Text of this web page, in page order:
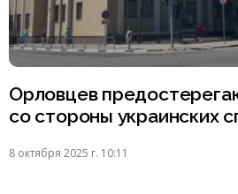
Орловцев
со стороны украинских
8 октября 2025 г. 10:11